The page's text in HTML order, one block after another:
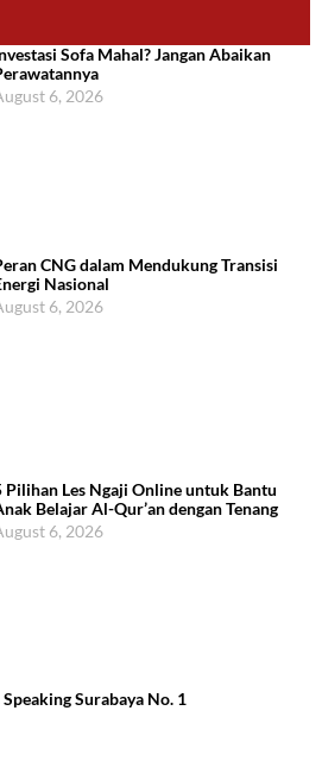
Sofa Mahal? Jangan Abaikan
6, 2026
CNG dalam Mendukung Transisi
Nasional
6, 2026
Pilihan Les Ngaji Online untuk Bantu
Belajar Al-Qur’an dengan Tenang
6, 2026
Surabaya No. 1